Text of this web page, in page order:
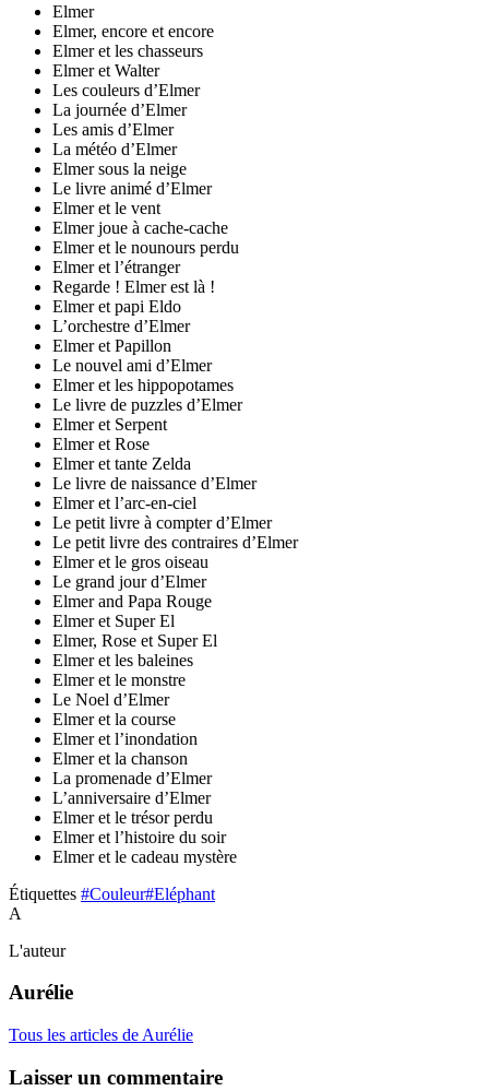
Elmer
Elmer, encore et encore
Elmer et les chasseurs
Elmer et Walter
Les couleurs d’Elmer
La journée d’Elmer
Les amis d’Elmer
La météo d’Elmer
Elmer sous la neige
Le livre animé d’Elmer
Elmer et le vent
Elmer joue à cache-cache
Elmer et le nounours perdu
Elmer et l’étranger
Regarde ! Elmer est là !
Elmer et papi Eldo
L’orchestre d’Elmer
Elmer et Papillon
Le nouvel ami d’Elmer
Elmer et les hippopotames
Le livre de puzzles d’Elmer
Elmer et Serpent
Elmer et Rose
Elmer et tante Zelda
Le livre de naissance d’Elmer
Elmer et l’arc-en-ciel
Le petit livre à compter d’Elmer
Le petit livre des contraires d’Elmer
Elmer et le gros oiseau
Le grand jour d’Elmer
Elmer and Papa Rouge
Elmer et Super El
Elmer, Rose et Super El
Elmer et les baleines
Elmer et le monstre
Le Noel d’Elmer
Elmer et la course
Elmer et l’inondation
Elmer et la chanson
La promenade d’Elmer
L’anniversaire d’Elmer
Elmer et le trésor perdu
Elmer et l’histoire du soir
Elmer et le cadeau mystère
Étiquettes #Couleur#Eléphant
A
L'auteur
Aurélie
Tous les articles de Aurélie
Laisser un commentaire